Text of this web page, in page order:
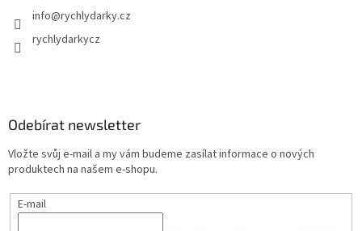
info@rychlydarky.cz
rychlydarkycz
Odebírat newsletter
Vložte svůj e-mail a my vám budeme zasílat informace o nových
produktech na našem e-shopu.
E-mail